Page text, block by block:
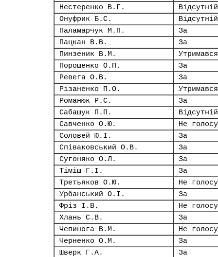
Нестеренко В.Г.
Відсутній
Онуфрик Б.С.
Відсутній
Паламарчук М.П.
За
Пацкан В.В.
За
Пинзеник В.М.
Утримався
Порошенко О.П.
За
Ревега О.В.
За
Різаненко П.О.
Утримався
Романюк Р.С.
За
Сабашук П.П.
Відсутній
Савченко О.Ю.
Не
Соловей Ю.І.
За
Співаковський О.В.
За
Сугоняко О.Л.
За
Тіміш Г.І.
За
Третьяков О.Ю.
Не
Урбанський О.І.
За
Фріз І.В.
Не
Хлань С.В.
За
Чепинога В.М.
Не
Черненко О.М.
За
Шверк Г.А.
За